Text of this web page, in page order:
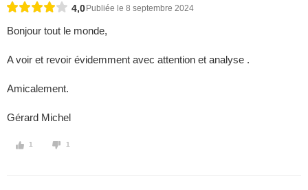
4,0 Publiée le 8 septembre 2024
Bonjour tout le monde,
A voir et revoir évidemment avec attention et analyse .
Amicalement.
Gérard Michel
1 1